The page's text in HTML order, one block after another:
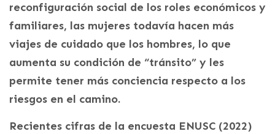
reconfiguración social de los roles económicos y
familiares, las mujeres todavía hacen más
viajes de cuidado que los hombres, lo que
aumenta su condición de “tránsito” y les
permite tener más conciencia respecto a los
riesgos en el camino.
Recientes cifras de la encuesta ENUSC (2022)